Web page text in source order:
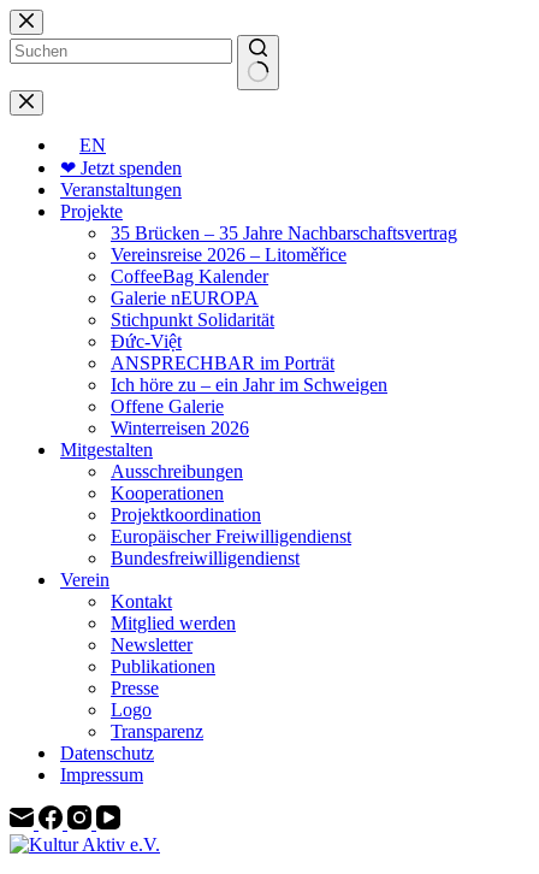
Zum
Inhalt
springen
Keine
Ergebnisse
EN
❤ Jetzt spenden
Veranstaltungen
Projekte
35 Brücken – 35 Jahre Nachbarschaftsvertrag
Vereinsreise 2026 – Litoměřice
CoffeeBag Kalender
Galerie nEUROPA
Stichpunkt Solidarität
Đức-Việt
ANSPRECHBAR im Porträt
Ich höre zu – ein Jahr im Schweigen
Offene Galerie
Winterreisen 2026
Mitgestalten
Ausschreibungen
Kooperationen
Projektkoordination
Europäischer Freiwilligendienst
Bundesfreiwilligendienst
Verein
Kontakt
Mitglied werden
Newsletter
Publikationen
Presse
Logo
Transparenz
Datenschutz
Impressum